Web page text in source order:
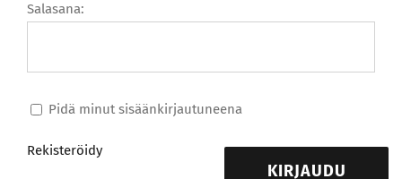
Salasana:
Pidä minut sisäänkirjautuneena
KIRJAUDU
Rekisteröidy